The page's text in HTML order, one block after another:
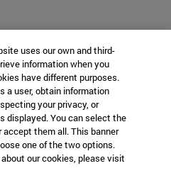
uses our own and third-
information when you
have different purposes.
a user, obtain information
your privacy, or
displayed. You can select the
them all. This banner
one of the two options.
our cookies, please visit